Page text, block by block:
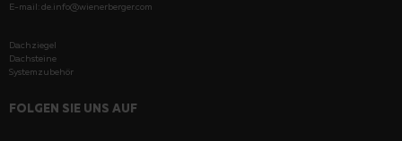
E-mail: de.info@wienerberger.com
Dachziegel
Dachsteine
Systemzubehör
FOLGEN SIE UNS AUF